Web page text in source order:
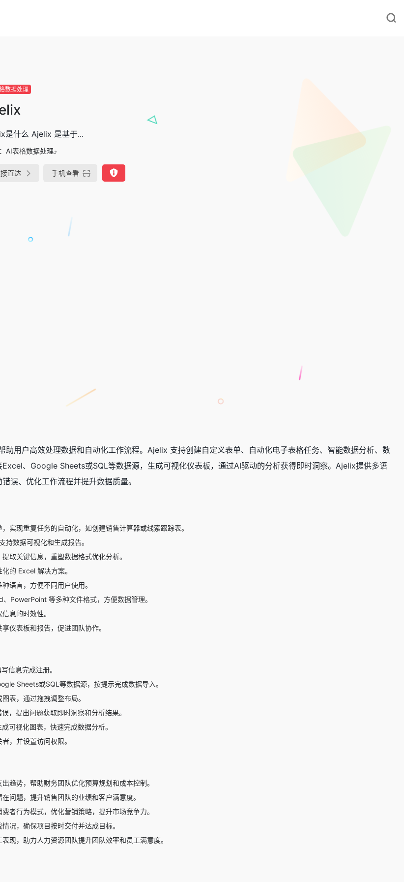
数据处理
是什么 Ajelix 是基于...
AI表格数据处理
直达 手机查看
用户高效处理数据和自动化工作流程。Ajelix 支持创建自定义表单、自动化电子表格任务、智能数据分析、数
、Google Sheets或SQL等数据源，生成可视化仪表板，通过AI驱动的分析获得即时洞察。Ajelix提供多语
误、优化工作流程并提升数据质量。
实现重复任务的自动化，如创建销售计算器或线索跟踪表。
持数据可视化和生成报告。
取关键信息，重塑数据格式优化分析。
的 Excel 解决方案。
语言，方便不同用户使用。
PowerPoint 等多种文件格式，方便数据管理。
息的时效性。
仪表板和报告，促进团队协作。
信息完成注册。
Sheets或SQL等数据源，按提示完成数据导入。
表，通过拖拽调整布局。
，提出问题获取即时洞察和分析结果。
可视化图表，快速完成数据分析。
，并设置访问权限。
趋势，帮助财务团队优化预算规划和成本控制。
问题，提升销售团队的业绩和客户满意度。
者行为模式，优化营销策略，提升市场竞争力。
况，确保项目按时交付并达成目标。
现，助力人力资源团队提升团队效率和员工满意度。